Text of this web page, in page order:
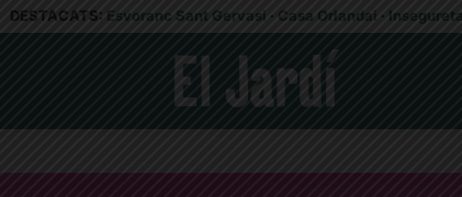
DESTACATS: Esvoranc Sant Gervasi · Casa Orlandai ·